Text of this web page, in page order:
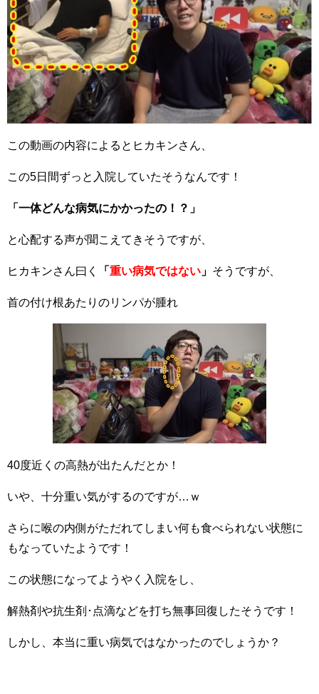
この動画の内容によるとヒカキンさん、
この5日間ずっと入院していたそうなんです！
「一体どんな病気にかかったの！？」
と心配する声が聞こえてきそうですが、
ヒカキンさん曰く 「 重い病気ではない 」 そうですが、
首の付け根あたりのリンパが腫れ
40度近くの高熱が出たんだとか！
いや、十分重い気がするのですが…ｗ
さらに喉の内側がただれてしまい何も食べられない状態に
もなっていたようです！
この状態になってようやく入院をし、
解熱剤や抗生剤･点滴などを打ち無事回復したそうです！
しかし、本当に重い病気ではなかったのでしょうか？